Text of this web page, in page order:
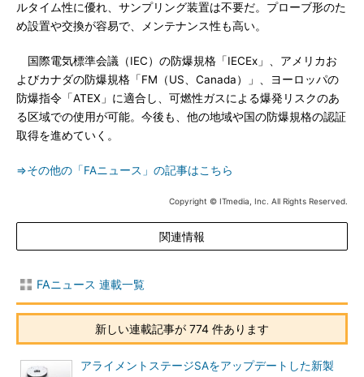
ルタイム性に優れ、サンプリング装置は不要だ。プローブ形のた
め設置や交換が容易で、メンテナンス性も高い。
国際電気標準会議（IEC）の防爆規格「IECEx」、アメリカお
よびカナダの防爆規格「FM（US、Canada）」、ヨーロッパの
防爆指令「ATEX」に適合し、可燃性ガスによる爆発リスクのあ
る区域での使用が可能。今後も、他の地域や国の防爆規格の認証
取得を進めていく。
⇒その他の「FAニュース」の記事はこちら
Copyright © ITmedia, Inc. All Rights Reserved.
関連情報
FAニュース 連載一覧
新しい連載記事が 774 件あります
アライメントステージSAをアップデートした新製